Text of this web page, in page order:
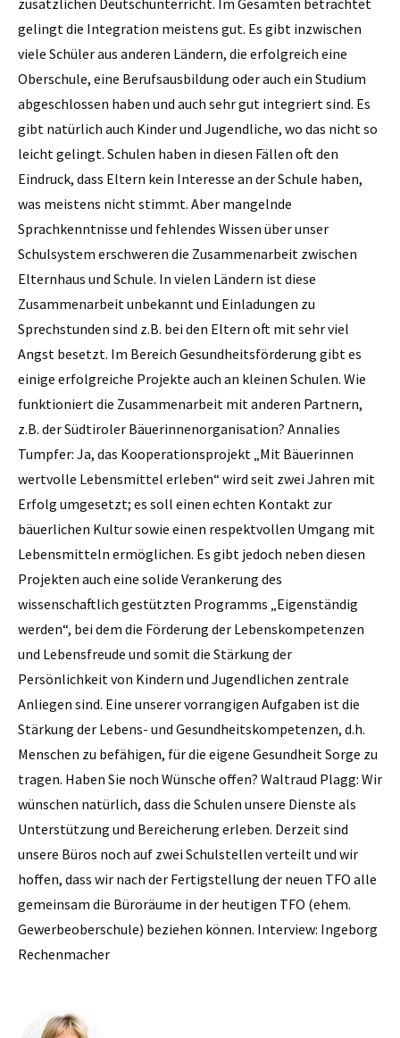
gelingt die Integration meistens gut. Es gibt inzwischen
viele Schüler aus anderen Ländern, die erfolgreich eine
Oberschule, eine Berufsausbildung oder auch ein Studium
abgeschlossen haben und auch sehr gut integriert sind. Es
gibt natürlich auch Kinder und Jugendliche, wo das nicht so
leicht gelingt. Schulen haben in diesen Fällen oft den
Eindruck, dass Eltern kein Interesse an der Schule haben,
was meistens nicht stimmt. Aber mangelnde
Sprachkenntnisse und fehlendes Wissen über unser
Schulsystem erschweren die Zusammenarbeit zwischen
Elternhaus und Schule. In vielen Ländern ist diese
Zusammen­arbeit unbekannt und Einladungen zu
Sprechstunden sind z.B. bei den Eltern oft mit sehr viel
Angst besetzt. Im Bereich Gesundheitsförderung gibt es
einige erfolgreiche Projekte auch an kleinen Schulen. Wie
funktioniert die Zusammenarbeit mit anderen Partnern,
z.B. der Südtiroler Bäuerinnenorganisation? Annalies
Tumpfer: Ja, das ­Kooperationsprojekt „Mit Bäuerinnen
wertvolle Lebensmittel erleben“ wird seit zwei Jahren mit
Erfolg umgesetzt; es soll einen echten Kontakt zur
bäuerlichen Kultur sowie einen respektvollen Umgang mit
Lebensmitteln ermöglichen. Es gibt jedoch neben diesen
Projekten auch eine solide Verankerung des
wissenschaftlich gestützten Programms ­„Eigenständig
werden“, bei dem die Förderung der Lebenskompetenzen
und Lebensfreude und somit die Stärkung der
Persönlichkeit von Kindern und Jugendlichen zentrale
Anliegen sind. Eine unserer vorrangigen Aufgaben ist die
Stärkung der Lebens- und Gesundheitskompetenzen, d.h.
Menschen zu befähigen, für die eigene Gesundheit Sorge zu
tragen. Haben Sie noch Wünsche offen? Waltraud Plagg: Wir
wünschen natürlich, dass die Schulen unsere Dienste als
Unterstützung und Bereicherung erleben. Derzeit sind
unsere Büros noch auf zwei Schulstellen verteilt und wir
hoffen, dass wir nach der Fertigstellung der neuen TFO alle
gemeinsam die Büroräume in der heutigen TFO (ehem.
Gewerbeoberschule) beziehen können. Interview: Ingeborg
Rechenmacher